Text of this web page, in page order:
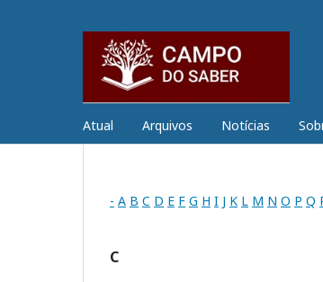
Atual Arquivos Notícias
- A B C D E F G H I J K L M N O P Q
C